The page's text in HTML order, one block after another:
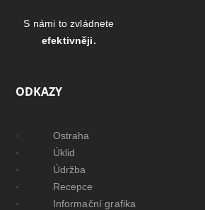
S námi to zvládnete
efektivněji.
ODKAZY
· Ostraha
· Úklid
· Údržba
· Recepce
· Informační grafika